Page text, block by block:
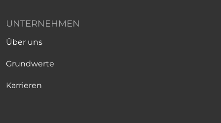
UNTERNEHMEN
Über uns
Grundwerte
Karrieren